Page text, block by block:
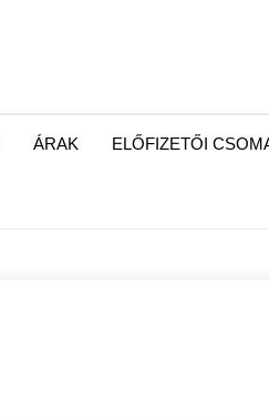
ÁRAK ELŐFIZETŐI